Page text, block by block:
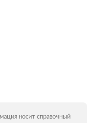
носит справочный